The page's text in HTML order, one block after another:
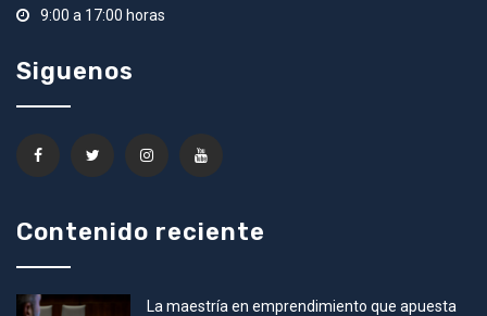
9:00 a 17:00 horas
Siguenos
Contenido reciente
La maestría en emprendimiento que apuesta